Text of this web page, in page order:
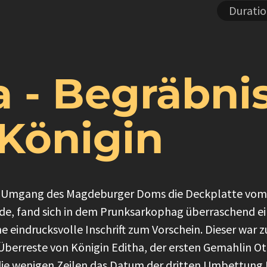
-
des Magdeburger Doms die Deckplatte
fand sich in dem Prunksarkophag überraschend
eindrucksvolle Inschrift zum Vorschein. Dieser war
von Königin Editha, der ersten Gemahlin